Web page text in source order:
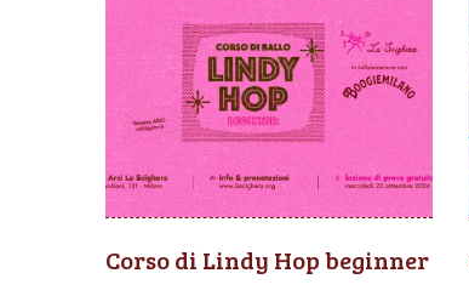
Corso di Lindy Hop beginner